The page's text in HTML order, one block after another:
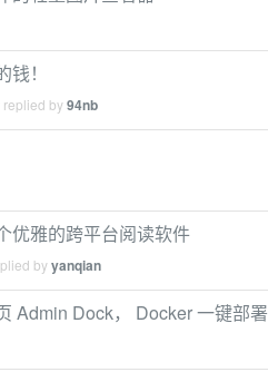
！
replied by94nb
优雅的跨平台阅读软件
byyanqian
Admin Dock， Docker 一键部署